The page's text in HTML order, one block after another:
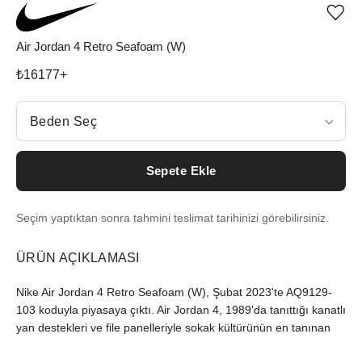
Air Jordan 4 Retro Seafoam (W)
₺16177+
Beden Seç
Beden Seç
Sepete Ekle
Seçim yaptıktan sonra tahmini teslimat tarihinizi görebilirsiniz.
ÜRÜN AÇIKLAMASI
Nike Air Jordan 4 Retro Seafoam (W), Şubat 2023'te AQ9129-
103 koduyla piyasaya çıktı. Air Jordan 4, 1989'da tanıttığı kanatlı
yan destekleri ve file panelleriyle sokak kültürünün en tanınan